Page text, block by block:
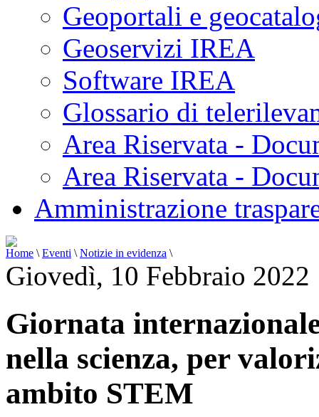
Geoportali e
Geoservizi IREA
Software IREA
Glossario di
Area Riservata -
Area Riservata -
Amministrazione
Home \ Eventi \ Notizie in evidenza \
Giovedì, 10 Febbraio 2022
Giornata
nella scienza, per
ambito STEM